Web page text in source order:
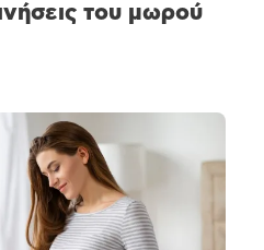
του μωρού